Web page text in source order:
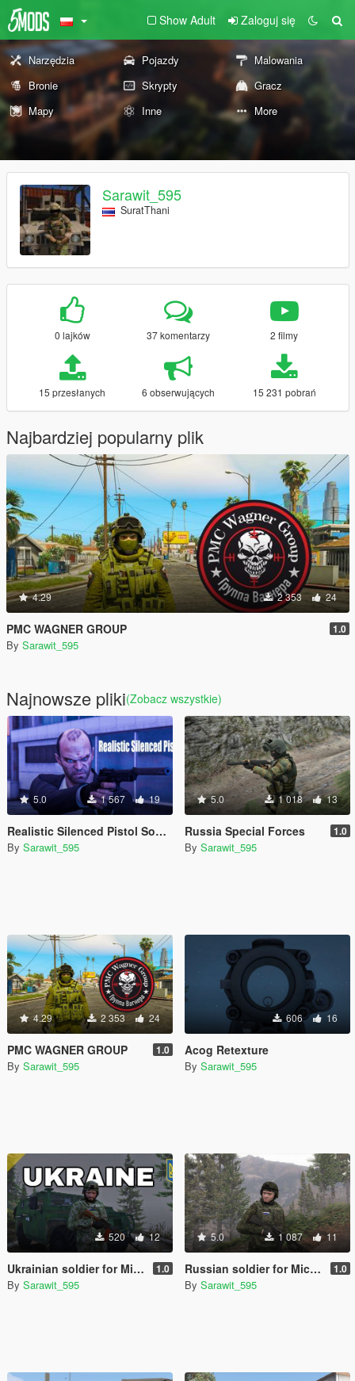
Show Adult Zaloguj się
Narzędzia Pojazdy
Malowania
Bronie
Skrypty
Gracz
Mapy
Inne More
Sarawit_595
SuratThani
0 lajków 37 komentarzy 2 filmy
15 przesłanych 6 obserwujących 15 231 pobrań
Najbardziej popularny plik
4.29 2 353 24
PMC WAGNER GROUP 1.0
By Sarawit_595
Najnowsze pliki(Zobacz wszystkie)
5.0 1 567 19
Realistic Silenced Pistol Sound | SP
By Sarawit_595
5.0 1 018 13
Russia Special Forces 1.0
By Sarawit_595
4.29 2 353 24
PMC WAGNER GROUP 1.0
By Sarawit_595
606 16
Acog Retexture
By Sarawit_595
520 12
Ukrainian soldier for Michael 1.0
By Sarawit_595
5.0 1 087 11
Russian soldier for Michael 1.0
By Sarawit_595